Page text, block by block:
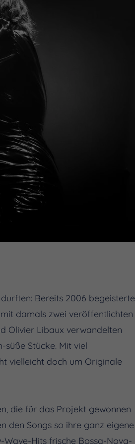
Bereits 2006 begeisterte
damals zwei veröffentlichten
Olivier Libaux verwandelten
Stücke. Mit viel
vielleicht doch um Originale
die für das Projekt gewonnen
den Songs so ihre ganz eigene
Wave-Hits frische Bossa-Nova-